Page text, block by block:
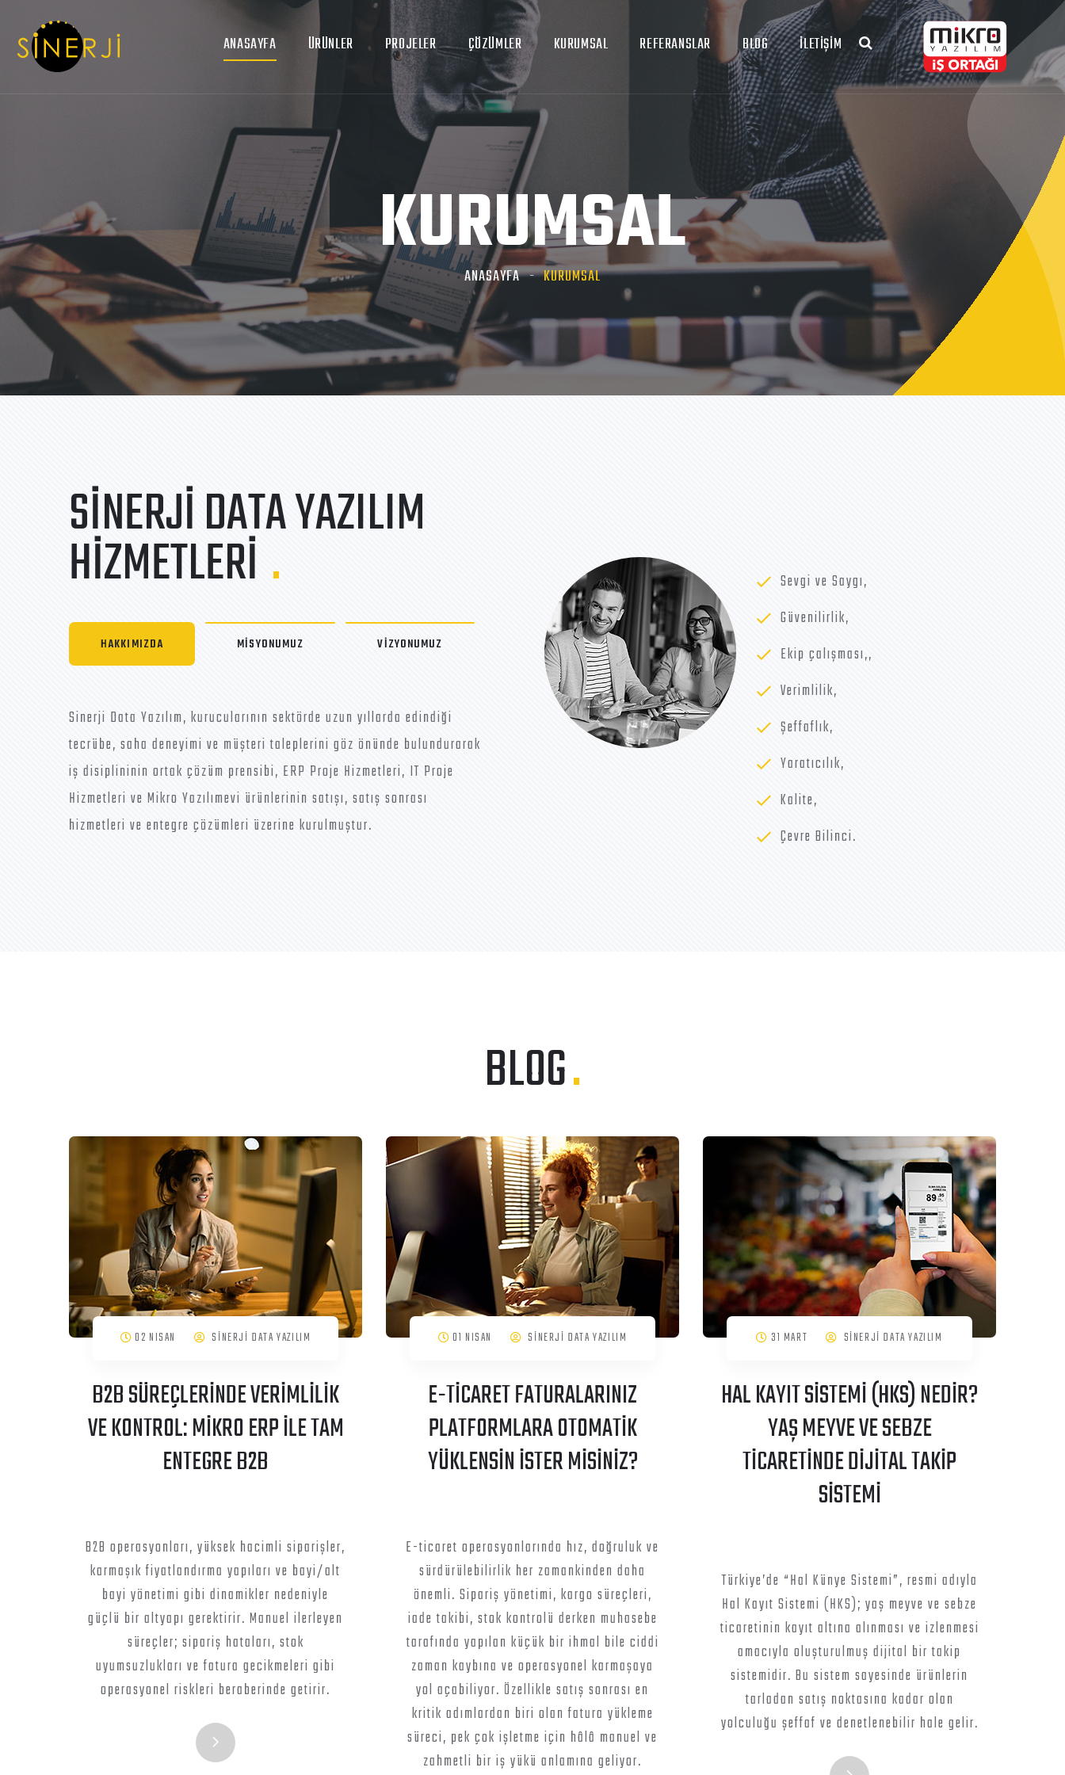
ANASAYFA ÜRÜNLER PROJELER ÇÖZÜMLER KURUMSAL REFERANSLAR BLOG İLETİŞİM
KURUMSAL
ANASAYFA KURUMSAL
SİNERJİ DATA YAZILIM
HİZMETLERİ .
HAKKIMIZDA MİSYONUMUZ VİZYONUMUZ
Sinerji Data Yazılım, kurucularının sektörde uzun yıllarda edindiği
tecrübe, saha deneyimi ve müşteri taleplerini göz önünde bulundurarak
iş disiplininin ortak çözüm prensibi, ERP Proje Hizmetleri, IT Proje
Hizmetleri ve Mikro Yazılımevi ürünlerinin satışı, satış sonrası
hizmetleri ve entegre çözümleri üzerine kurulmuştur.
Sevgi ve Saygı,
Güvenilirlik,
Ekip çalışması,,
Verimlilik,
Şeffaflık,
Yaratıcılık,
Kalite,
Çevre Bilinci.
BLOG.
02 NISAN SİNERJİ DATA YAZILIM
B2B SÜREÇLERİNDE VERİMLİLİK
VE KONTROL: MİKRO ERP İLE TAM
ENTEGRE B2B
B2B operasyonları, yüksek hacimli siparişler,
karmaşık fiyatlandırma yapıları ve bayi/alt
bayi yönetimi gibi dinamikler nedeniyle
güçlü bir altyapı gerektirir. Manuel ilerleyen
süreçler; sipariş hataları, stok
uyumsuzlukları ve fatura gecikmeleri gibi
operasyonel riskleri beraberinde getirir.
01 NISAN SİNERJİ DATA YAZILIM
E-TİCARET FATURALARINIZ
PLATFORMLARA OTOMATİK
YÜKLENSİN İSTER MİSİNİZ?
E-ticaret operasyonlarında hız, doğruluk ve
sürdürülebilirlik her zamankinden daha
önemli. Sipariş yönetimi, kargo süreçleri,
iade takibi, stok kontrolü derken muhasebe
tarafında yapılan küçük bir ihmal bile ciddi
zaman kaybına ve operasyonel karmaşaya
yol açabiliyor. Özellikle satış sonrası en
kritik adımlardan biri olan fatura yükleme
süreci, pek çok işletme için hâlâ manuel ve
zahmetli bir iş yükü anlamına geliyor.
31 MART SİNERJİ DATA YAZILIM
HAL KAYIT SİSTEMİ (HKS) NEDİR?
YAŞ MEYVE VE SEBZE
TİCARETİNDE DİJİTAL TAKİP
SİSTEMİ
Türkiye’de “Hal Künye Sistemi”, resmi adıyla
Hal Kayıt Sistemi (HKS); yaş meyve ve sebze
ticaretinin kayıt altına alınması ve izlenmesi
amacıyla oluşturulmuş dijital bir takip
sistemidir. Bu sistem sayesinde ürünlerin
tarladan satış noktasına kadar olan
yolculuğu şeffaf ve denetlenebilir hale gelir.